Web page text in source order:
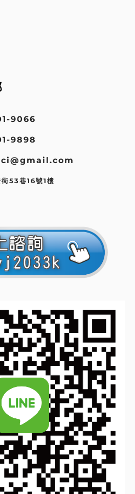
9066
9898
53巷16號1樓